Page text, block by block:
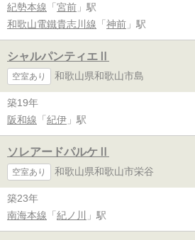
紀勢本線 「 宮前 」駅
和歌山電鐵貴志川線 「 神前 」駅
シャルパンティエⅡ
空室あり 和歌山県和歌山市島
築19年
阪和線 「 紀伊 」駅
ソレアードパルケⅡ
空室あり 和歌山県和歌山市栄谷
築23年
南海本線 「 紀ノ川 」駅